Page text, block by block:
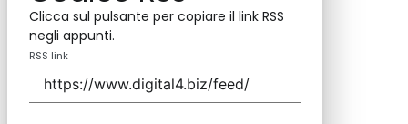
Clicca sul pulsante per copiare il link RSS
negli appunti.
RSS link